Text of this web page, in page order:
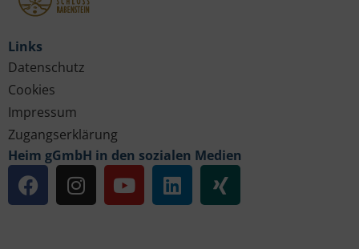
Links
Datenschutz
Cookies
Impressum
Zugangserklärung
Heim gGmbH in den sozialen Medien